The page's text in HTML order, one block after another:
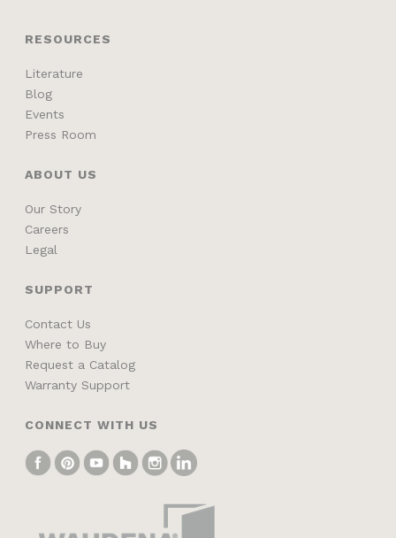
RESOURCES
Literature
Blog
Events
Press Room
ABOUT US
Our Story
Careers
Legal
SUPPORT
Contact Us
Where to Buy
Request a Catalog
Warranty Support
CONNECT WITH US